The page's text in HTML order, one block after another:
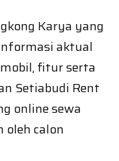
Karya yang
aktual
fitur serta
Setiabudi Rent
online sewa
oleh calon